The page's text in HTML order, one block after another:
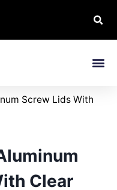
Screw Lids With
Clear